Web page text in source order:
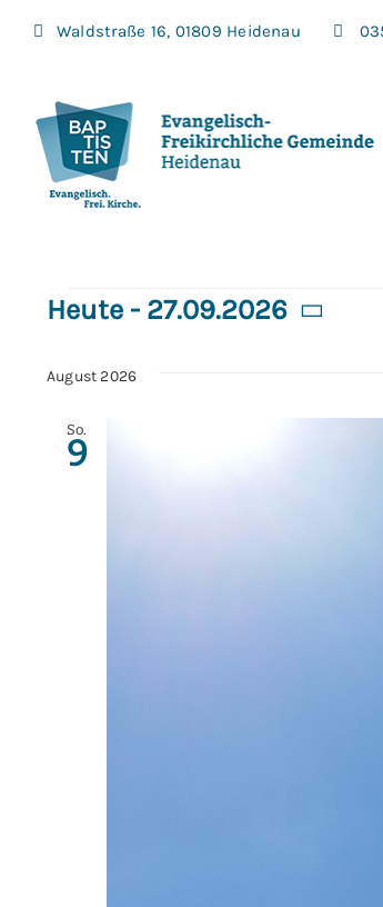
Waldstraße 16, 01809 Heidenau
Heute - 27.09.2026
wählen.
August 2026
So.
9